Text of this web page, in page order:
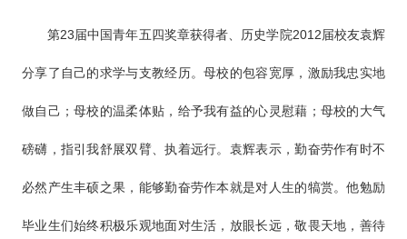
第23届中国青年五四奖章获得者、历史学院2012届校友袁辉
分享了自己的求学与支教经历。母校的包容宽厚，激励我忠实地
做自己；母校的温柔体贴，给予我有益的心灵慰藉；母校的大气
磅礴，指引我舒展双臂、执着远行。袁辉表示，勤奋劳作有时不
必然产生丰硕之果，能够勤奋劳作本就是对人生的犒赏。他勉励
毕业生们始终积极乐观地面对生活，放眼长远，敬畏天地，善待